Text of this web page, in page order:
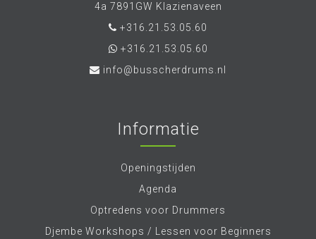
4a 7891GW Klazienaveen
+316.21.53.05.60
+316.21.53.05.60
info@busscherdrums.nl
Informatie
Openingstijden
Agenda
Optredens voor Drummers
Djembe Workshops / Lessen voor Beginners